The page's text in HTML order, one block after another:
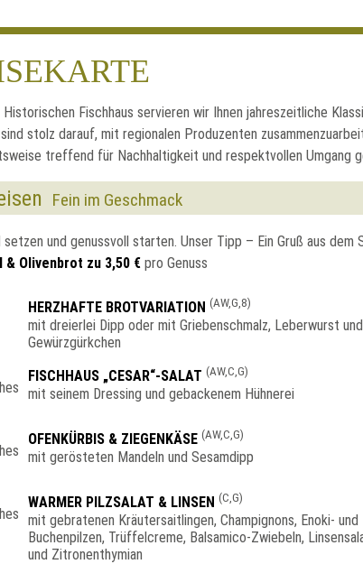
Historischen Fischhaus servieren wir Ihnen jahreszeitliche
stolz darauf, mit regionalen Produzenten
treffend für Nachhaltigkeit und respektvollen Umgang
Fein im Geschmack
und genussvoll starten. Unser Tipp – Ein Gruß aus dem
& Olivenbrot zu 3,50 €pro Genuss
HERZHAFTE BROTVARIATION (AW,G,8)
mit dreierlei Dipp oder mit Griebenschmalz, Leberwurst und
Gewürzgürkchen
FISCHHAUS „CESAR“-SALAT (AW,C,G)
mit seinem Dressing und gebackenem Hühnerei
OFENKÜRBIS & ZIEGENKÄSE (AW,C,G)
mit gerösteten Mandeln und Sesamdipp
WARMER PILZSALAT & LINSEN (C,G)
mit gebratenen Kräutersaitlingen, Champignons, Enoki- und
Buchenpilzen, Trüffelcreme, Balsamico-Zwiebeln,
und Zitronenthymian